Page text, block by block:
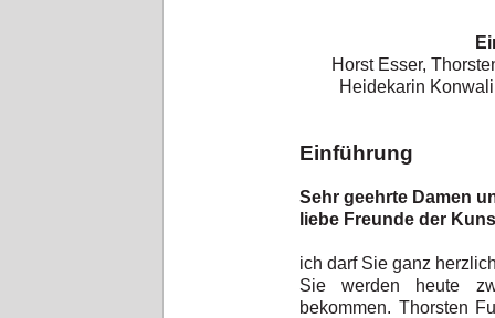
Horst Esser,
Heidekarin
Einführung
Sehr geehrte Damen
liebe Freunde der
ich darf Sie ganz
Sie werden heute
bekommen. Thorsten